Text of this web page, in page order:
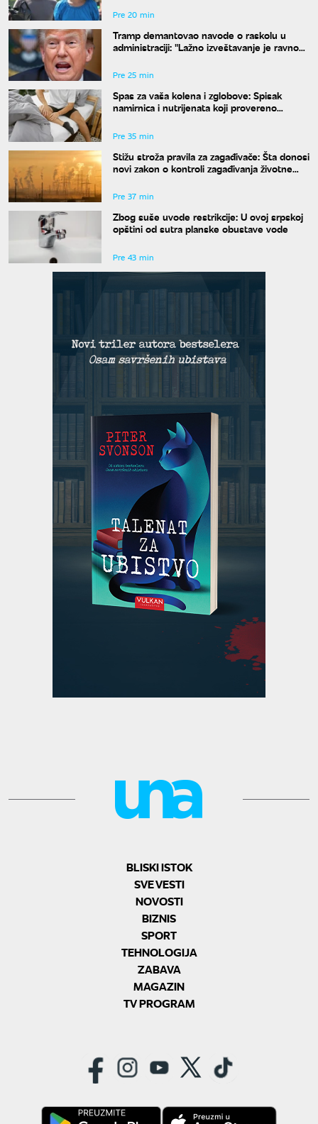
Pre 20 min
Tramp demantovao navode o raskolu u
administraciji: "Lažno izveštavanje je ravno
Pre 25 min
Spas za vaša kolena i zglobove: Spisak
namirnica i nutrijenata koji provereno
Pre 35 min
Stižu stroža pravila za zagađivače: Šta donosi
novi zakon o kontroli zagađivanja životne
Pre 37 min
Zbog suše uvode restrikcije: U ovoj srpskoj
opštini od sutra planske obustave vode
Pre 43 min
BLISKI ISTOK
SVE VESTI
NOVOSTI
BIZNIS
SPORT
TEHNOLOGIJA
ZABAVA
MAGAZIN
TV PROGRAM